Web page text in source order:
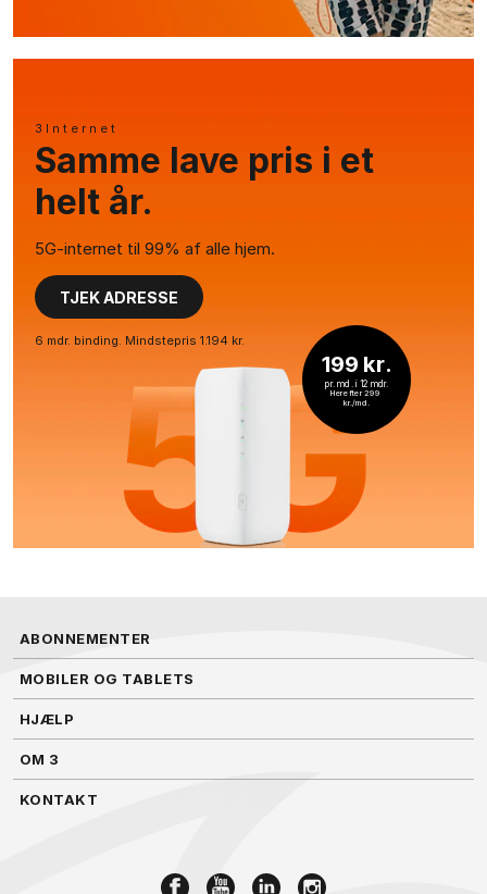
199 kr.
pr. md. i 12 mdr.
Herefter 299
kr./md.
3Internet
Samme lave pris i et
helt år.
5G-internet til 99% af alle hjem.
TJEK ADRESSE
6 mdr. binding. Mindstepris 1.194 kr.
ABONNEMENTER
MOBILER OG TABLETS
HJÆLP
OM 3
KONTAKT